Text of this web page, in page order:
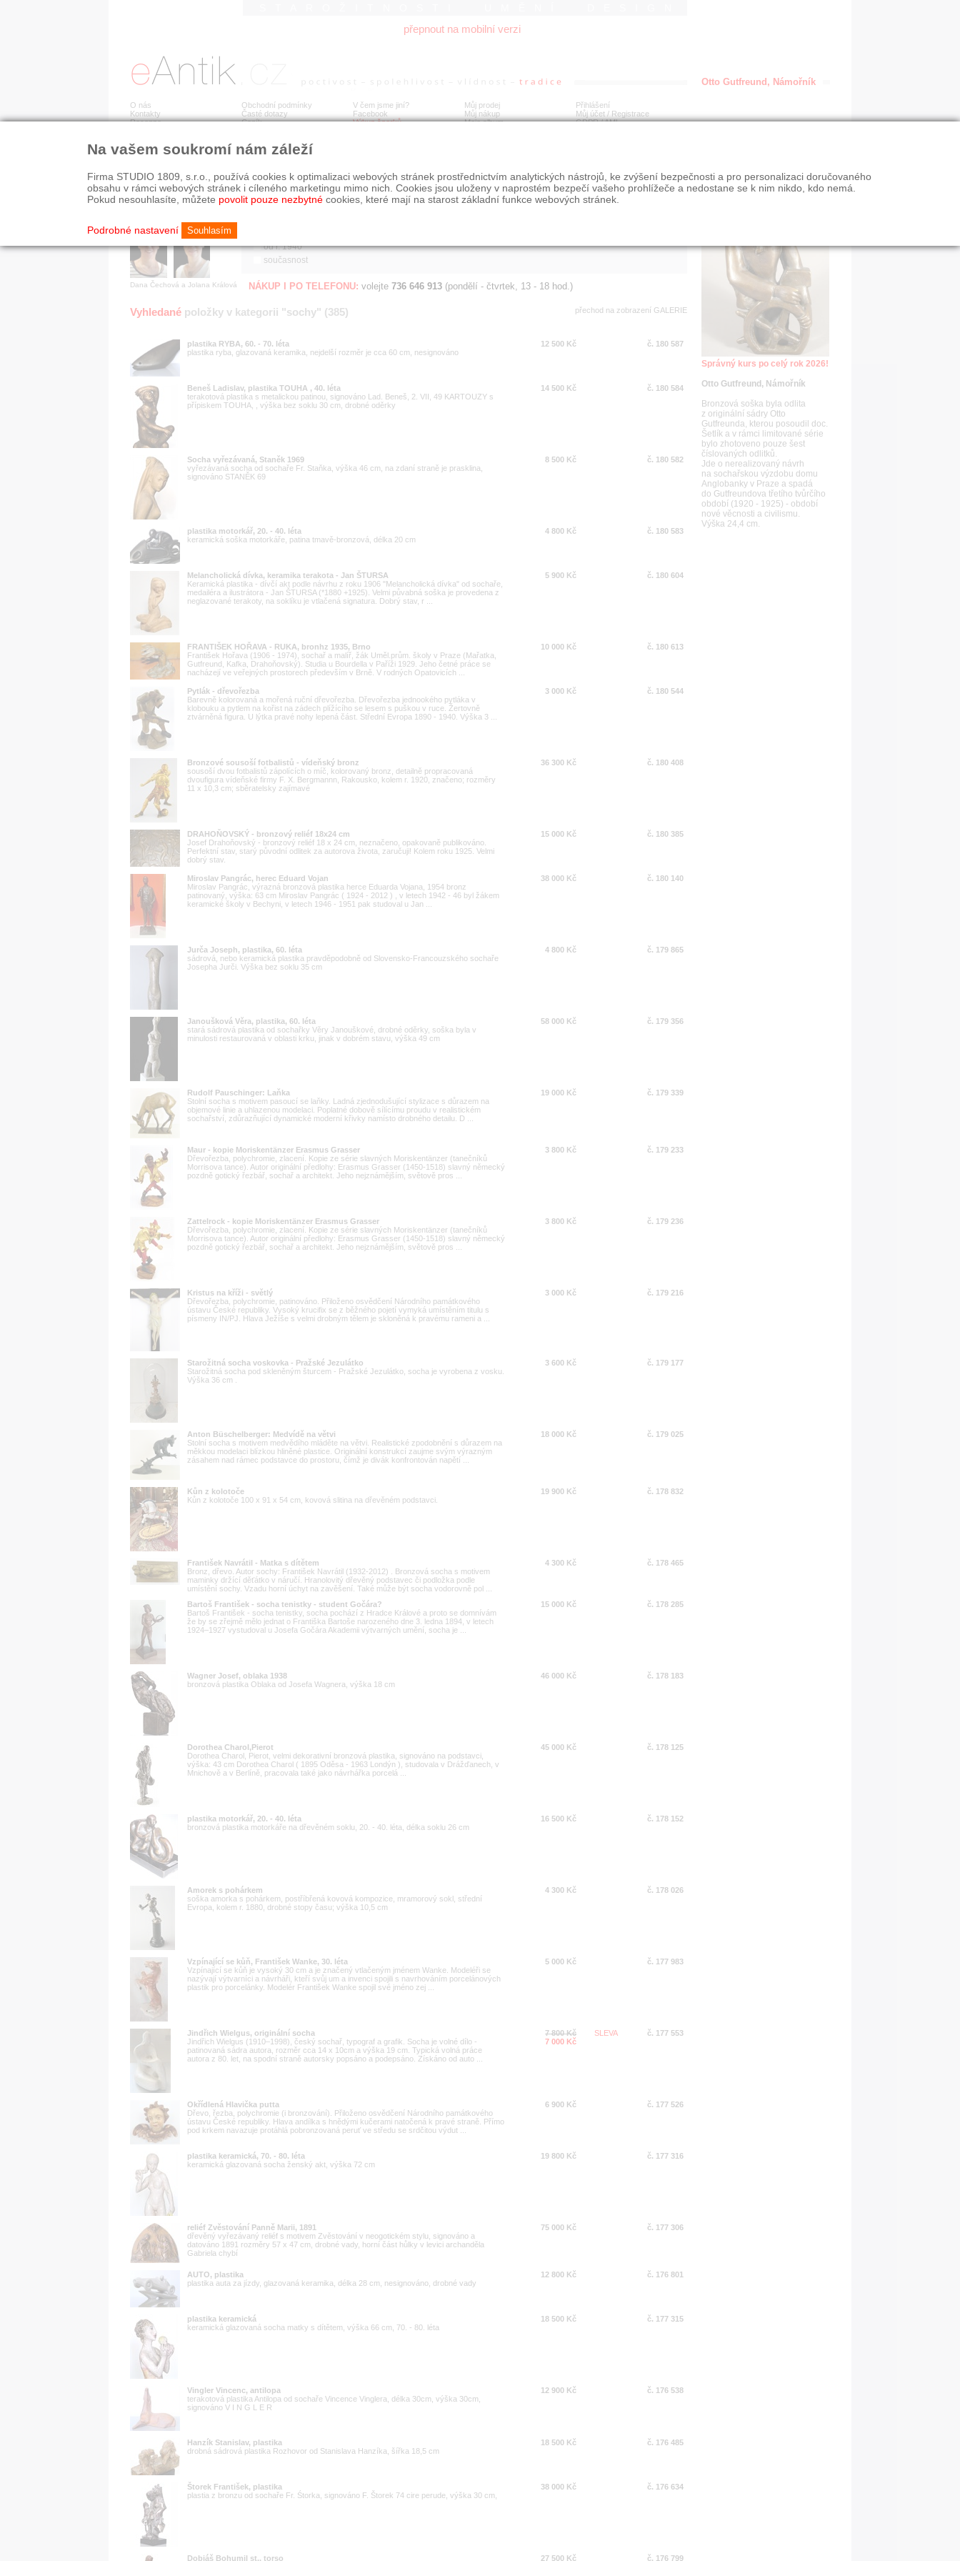
přepnout na mobilní verzi
O nás
Kontakty
Recenze
Obchodní podmínky
Časté dotazy
Ceník
V čem jsme jiní?
Facebook
Výkup šperků
Můj prodej
Můj nákup
Moje album
Přihlášení
Můj účet / Registrace
GDPR/AML
Jsme prověřená firma
Zákazníci u nás oceňují:
■ odborné zázemí
■ bezpečné prostředí
Dana Čechová a Jolana Králová
RYCHLÉ HLEDÁNÍ
HISTORICKÉ OBDOBÍ
všechno
před r. 1800
od r. 1940
současnost
STÁŘÍ NABÍDKY
všechno
jen poslední den
ŘAZENÍ
nejnovější napřed
podle cen sestupně
SLEVY
jen slevy
NÁKUP I PO TELEFONU: volejte 736 646 913 (pondělí - čtvrtek, 13 - 18 hod.)
Vyhledané položky v kategorii "sochy" (385) přechod na zobrazení GALERIE
plastika RYBA, 60. - 70. léta
plastika ryba, glazovaná keramika, nejdelší rozměr je cca 60 cm, nesignováno
12 500 Kč č. 180 587
Beneš Ladislav, plastika TOUHA , 40. léta
terakotová plastika s metalickou patinou, signováno Lad. Beneš, 2. VII, 49 KARTOUZY s
přípiskem TOUHA, , výška bez soklu 30 cm, drobné oděrky
14 500 Kč č. 180 584
Socha vyřezávaná, Staněk 1969
vyřezávaná socha od sochaře Fr. Staňka, výška 46 cm, na zdaní straně je prasklina,
signováno STANĚK 69
8 500 Kč č. 180 582
plastika motorkář, 20. - 40. léta
keramická soška motorkáře, patina tmavě-bronzová, délka 20 cm
4 800 Kč č. 180 583
Melancholická dívka, keramika terakota - Jan ŠTURSA
Keramická plastika - dívčí akt podle návrhu z roku 1906 "Melancholická dívka" od sochaře,
medailéra a ilustrátora - Jan ŠTURSA (*1880 +1925). Velmi půvabná soška je provedena z
neglazované terakoty, na soklíku je vtlačená signatura. Dobrý stav, r ...
5 900 Kč č. 180 604
FRANTIŠEK HOŘAVA - RUKA, bronhz 1935, Brno
František Hořava (1906 - 1974), sochař a malíř, žák Uměl.prům. školy v Praze (Mařatka,
Gutfreund, Kafka, Drahoňovský). Studia u Bourdella v Paříži 1929. Jeho četné práce se
nacházejí ve veřejných prostorech především v Brně. V rodných Opatovicích ...
10 000 Kč č. 180 613
Pytlák - dřevořezba
Barevně kolorovaná a mořená ruční dřevořezba. Dřevořezba jednookého pytláka v
klobouku a pytlem na kořist na zádech plížícího se lesem s puškou v ruce. Žertovně
ztvárněná figura. U lýtka pravé nohy lepená část. Střední Evropa 1890 - 1940. Výška 3 ...
3 000 Kč č. 180 544
Bronzové sousoší fotbalistů - vídeňský bronz
sousoší dvou fotbalistů zápolících o míč, kolorovaný bronz, detailně propracovaná
dvoufigura vídeňské firmy F. X. Bergmannn, Rakousko, kolem r. 1920, značeno; rozměry
11 x 10,3 cm; sběratelsky zajímavé
36 300 Kč č. 180 408
DRAHOŇOVSKÝ - bronzový reliéf 18x24 cm
Josef Drahoňovský - bronzový reliéf 18 x 24 cm, neznačeno, opakovaně publikováno.
Perfektní stav, starý původní odlitek za autorova života, zaručuji! Kolem roku 1925. Velmi
dobrý stav.
15 000 Kč č. 180 385
Miroslav Pangrác, herec Eduard Vojan
Miroslav Pangrác, výrazná bronzová plastika herce Eduarda Vojana, 1954 bronz
patinovaný, výška: 63 cm Miroslav Pangrác ( 1924 - 2012 ) , v letech 1942 - 46 byl žákem
keramické školy v Bechyni, v letech 1946 - 1951 pak studoval u Jan ...
38 000 Kč č. 180 140
Jurča Joseph, plastika, 60. léta
sádrová, nebo keramická plastika pravděpodobně od Slovensko-Francouzského sochaře
Josepha Jurči. Výška bez soklu 35 cm
4 800 Kč č. 179 865
Janoušková Věra, plastika, 60. léta
stará sádrová plastika od sochařky Věry Janouškové, drobné oděrky, soška byla v
minulosti restaurovaná v oblasti krku, jinak v dobrém stavu, výška 49 cm
58 000 Kč č. 179 356
Rudolf Pauschinger: Laňka
Stolní socha s motivem pasoucí se laňky. Ladná zjednodušující stylizace s důrazem na
objemové linie a uhlazenou modelaci. Poplatné dobově sílícímu proudu v realistickém
sochařství, zdůrazňující dynamické moderní křivky namísto drobného detailu. D ...
19 000 Kč č. 179 339
Maur - kopie Moriskentänzer Erasmus Grasser
Dřevořezba, polychromie, zlacení. Kopie ze série slavných Moriskentänzer (tanečníků
Morrisova tance). Autor originální předlohy: Erasmus Grasser (1450-1518) slavný německý
pozdně gotický řezbář, sochař a architekt. Jeho nejznámějším, světově pros ...
3 800 Kč č. 179 233
Zattelrock - kopie Moriskentänzer Erasmus Grasser
Dřevořezba, polychromie, zlacení. Kopie ze série slavných Moriskentänzer (tanečníků
Morrisova tance). Autor originální předlohy: Erasmus Grasser (1450-1518) slavný německý
pozdně gotický řezbář, sochař a architekt. Jeho nejznámějším, světově pros ...
3 800 Kč č. 179 236
Kristus na kříži - světlý
Dřevořezba, polychromie, patinováno. Přiloženo osvědčení Národního památkového
ústavu České republiky. Vysoký krucifix se z běžného pojetí vymyká umístěním titulu s
písmeny IN/PJ. Hlava Ježíše s velmi drobným tělem je skloněná k pravému rameni a ...
3 000 Kč č. 179 216
Starožitná socha voskovka - Pražské Jezulátko
Starožitná socha pod skleněným šturcem - Pražské Jezulátko, socha je vyrobena z vosku.
Výška 36 cm .
3 600 Kč č. 179 177
Anton Büschelberger: Medvídě na větvi
Stolní socha s motivem medvědího mláděte na větvi. Realistické zpodobnění s důrazem na
měkkou modelaci blízkou hliněné plastice. Originální konstrukcí zaujme svým výrazným
zásahem nad rámec podstavce do prostoru, čímž je divák konfrontován napětí ...
18 000 Kč č. 179 025
Kůn z kolotoče
Kůn z kolotoče 100 x 91 x 54 cm, kovová slitina na dřevěném podstavci.
19 900 Kč č. 178 832
František Navrátil - Matka s dítětem
Bronz, dřevo. Autor sochy: František Navrátil (1932-2012) . Bronzová socha s motivem
maminky držící děťátko v náručí. Hranolovitý dřevěný podstavec či podložka podle
umístění sochy. Vzadu horní úchyt na zavěšení. Také může být socha vodorovně pol ...
4 300 Kč č. 178 465
Bartoš František - socha tenistky - student Gočára?
Bartoš František - socha tenistky, socha pochází z Hradce Králové a proto se domnívám
že by se zřejmě mělo jednat o Františka Bartoše narozeného dne 3. ledna 1894, v letech
1924–1927 vystudoval u Josefa Gočára Akademii výtvarných umění, socha je ...
15 000 Kč č. 178 285
Wagner Josef, oblaka 1938
bronzová plastika Oblaka od Josefa Wagnera, výška 18 cm
46 000 Kč č. 178 183
Dorothea Charol,Pierot
Dorothea Charol, Pierot, velmi dekorativní bronzová plastika, signováno na podstavci,
výška: 43 cm Dorothea Charol ( 1895 Oděsa - 1963 Londýn ), studovala v Drážďanech, v
Mnichově a v Berlíně, pracovala také jako návrhářka porcelá ...
45 000 Kč č. 178 125
plastika motorkář, 20. - 40. léta
bronzová plastika motorkáře na dřevěném soklu, 20. - 40. léta, délka soklu 26 cm
16 500 Kč č. 178 152
Amorek s pohárkem
soška amorka s pohárkem, postříbřená kovová kompozice, mramorový sokl, střední
Evropa, kolem r. 1880, drobné stopy času; výška 10,5 cm
4 300 Kč č. 178 026
Vzpínající se kůň, František Wanke, 30. léta
Vzpínající se kůň je vysoký 30 cm a je značený vtlačeným jménem Wanke. Modeléři se
nazývají výtvarníci a návrháři, kteří svůj um a invenci spojili s navrhováním porcelánových
plastik pro porcelánky. Modelér František Wanke spojil své jméno zej ...
5 000 Kč č. 177 983
Jindřich Wielgus, originální socha
Jindřich Wielgus (1910–1998), český sochař, typograf a grafik. Socha je volné dílo -
patinovaná sádra autora, rozměr cca 14 x 10cm a výška 19 cm. Typická volná práce
autora z 80. let, na spodní straně autorsky popsáno a podepsáno. Získáno od auto ...
7 800 Kč
7 000 Kč
SLEVA č. 177 553
Okřídlená Hlavička putta
Dřevo, řezba, polychromie (i bronzování). Přiloženo osvědčení Národního památkového
ústavu České republiky. Hlava andílka s hnědými kučerami natočená k pravé straně. Přímo
pod krkem navazuje protáhlá pobronzovaná peruť ve středu se srdčitou výdut ...
6 900 Kč č. 177 526
plastika keramická, 70. - 80. léta
keramická glazovaná socha ženský akt, výška 72 cm
19 800 Kč č. 177 316
reliéf Zvěstování Panně Marii, 1891
dřevěný vyřezávaný reliéf s motivem Zvěstování v neogotickém stylu, signováno a
datováno 1891 rozměry 57 x 47 cm, drobné vady, horní část hůlky v levici archanděla
Gabriela chybí
75 000 Kč č. 177 306
AUTO, plastika
plastika auta za jízdy, glazovaná keramika, délka 28 cm, nesignováno, drobné vady
12 800 Kč č. 176 801
plastika keramická
keramická glazovaná socha matky s dítětem, výška 66 cm, 70. - 80. léta
18 500 Kč č. 177 315
Vingler Vincenc, antilopa
terakotová plastika Antilopa od sochaře Vincence Vinglera, délka 30cm, výška 30cm,
signováno V I N G L E R
12 900 Kč č. 176 538
Hanzík Stanislav, plastika
drobná sádrová plastika Rozhovor od Stanislava Hanzíka, šířka 18,5 cm
18 500 Kč č. 176 485
Štorek František, plastika
plastia z bronzu od sochaře Fr. Śtorka, signováno F. Štorek 74 cire perude, výška 30 cm,
38 000 Kč č. 176 634
Dobiáš Bohumil st., torso 27 500 Kč č. 176 799
Otto Gutfreund, Námořník
Správný kurs po celý rok 2026!
Otto Gutfreund, Námořník
Bronzová soška byla odlita
z originální sádry Otto
Gutfreunda, kterou posoudil doc.
Šetlík a v rámci limitované série
bylo zhotoveno pouze šest
číslovaných odlitků.
Jde o nerealizovaný návrh
na sochařskou výzdobu domu
Anglobanky v Praze a spadá
do Gutfreundova třetího tvůrčího
období (1920 - 1925) - období
nové věcnosti a civilismu.
Výška 24,4 cm.
Na vašem soukromí nám záleží
Firma STUDIO 1809, s.r.o., používá cookies k optimalizaci webových stránek prostřednictvím analytických nástrojů, ke zvýšení bezpečnosti a pro personalizaci doručovaného
obsahu v rámci webových stránek i cíleného marketingu mimo nich. Cookies jsou uloženy v naprostém bezpečí vašeho prohlížeče a nedostane se k nim nikdo, kdo nemá.
Pokud nesouhlasíte, můžete povolit pouze nezbytné cookies, které mají na starost základní funkce webových stránek.
Podrobné nastavení Souhlasím